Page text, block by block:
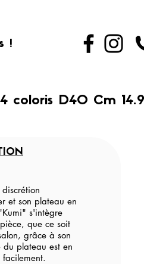
!
coloris D40 Cm
et son plateau en
s'intègre
que ce soit
grâce à son
du plateau est en